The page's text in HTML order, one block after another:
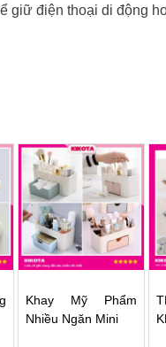
giữ điện thoại di động
Khay Mỹ Phẩm
Nhiều Ngăn Mini